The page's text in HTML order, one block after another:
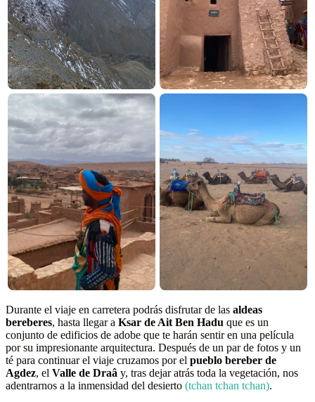
Durante el viaje en carretera podrás disfrutar de las aldeas
bereberes, hasta llegar a Ksar de Ait Ben Hadu que es un
conjunto de edificios de adobe que te harán sentir en una película
por su impresionante arquitectura. Después de un par de fotos y un
té para continuar el viaje cruzamos por el pueblo bereber de
Agdez, el Valle de Draâ y, tras dejar atrás toda la vegetación, nos
adentrarnos a la inmensidad del desierto (tchan tchan tchan).